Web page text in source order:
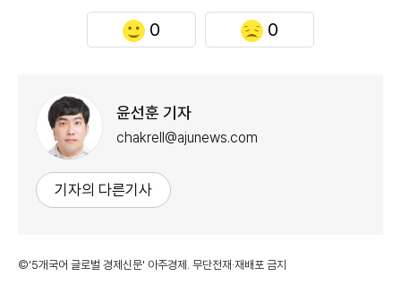
0 0
윤선훈 기자
chakrell@ajunews.com
기자의 다른기사
©'5개국어 글로벌 경제신문' 아주경제. 무단전재·재배포 금지